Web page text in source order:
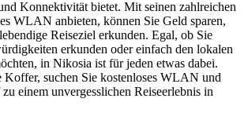
Konnektivität bietet. Mit seinen zahlreichen
WLAN anbieten, können Sie Geld sparen,
Reiseziel erkunden. Egal, ob Sie
erkunden oder einfach den lokalen
in Nikosia ist für jeden etwas dabei.
Koffer, suchen Sie kostenloses WLAN und
einem unvergesslichen Reiseerlebnis in